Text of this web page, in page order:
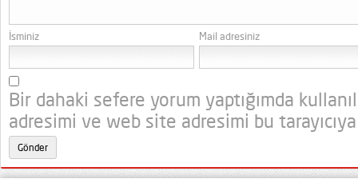
İsminiz Mail adresiniz
Bir dahaki sefere yorum yaptığımda
adresimi ve web site adresimi bu